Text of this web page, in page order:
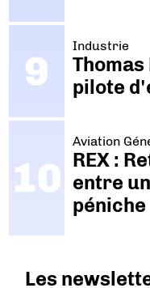
Industrie
pilote
Aviation
REX :
entre
péniche
Les